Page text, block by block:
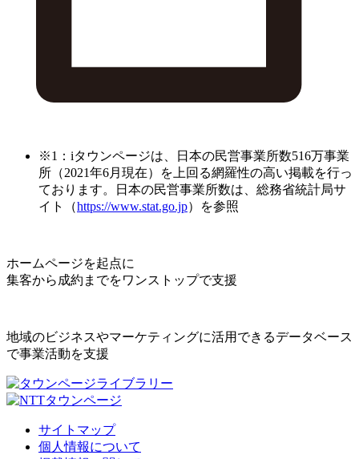
※1：iタウンページは、日本の民営事業所数516万事業
所（2021年6月現在）を上回る網羅性の高い掲載を行っ
ております。日本の民営事業所数は、総務省統計局サ
イト（https://www.stat.go.jp）を参照
ホームページを起点に
集客から成約までをワンストップで支援
地域のビジネスやマーケティングに活用できるデータベース
で事業活動を支援
サイトマップ
個人情報について